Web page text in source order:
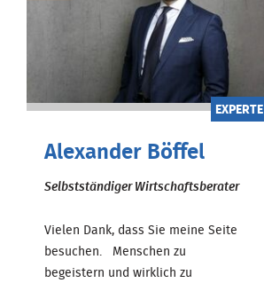
EXPERTE
Alexander Böffel
Selbstständiger Wirtschaftsberater
Vielen Dank, dass Sie meine Seite
besuchen. Menschen zu
begeistern und wirklich zu